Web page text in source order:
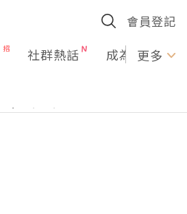
會員登記
社群熱話 成為U更多